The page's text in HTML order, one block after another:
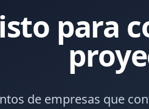
para
de empresas que